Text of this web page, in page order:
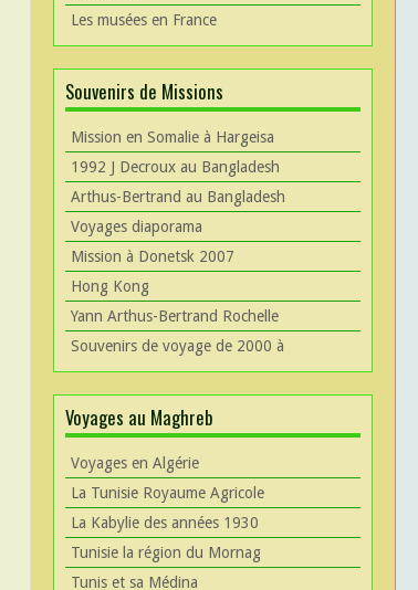
Les musées en France
Souvenirs de Missions
Mission en Somalie à Hargeisa
1992 J Decroux au Bangladesh
Arthus-Bertrand au Bangladesh
Voyages diaporama
Mission à Donetsk 2007
Hong Kong
Yann Arthus-Bertrand Rochelle
Souvenirs de voyage de 2000 à
Voyages au Maghreb
Voyages en Algérie
La Tunisie Royaume Agricole
La Kabylie des années 1930
Tunisie la région du Mornag
Tunis et sa Médina